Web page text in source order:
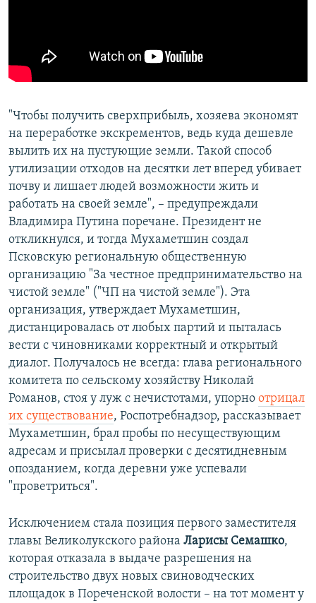
"Чтобы получить сверхприбыль, хозяева экономят
на переработке экскрементов, ведь куда дешевле
вылить их на пустующие земли. Такой способ
утилизации отходов на десятки лет вперед убивает
почву и лишает людей возможности жить и
работать на своей земле", – предупреждали
Владимира Путина поречане. Президент не
откликнулся, и тогда Мухаметшин создал
Псковскую региональную общественную
организацию "За честное предпринимательство на
чистой земле" ("ЧП на чистой земле"). Эта
организация, утверждает Мухаметшин,
дистанцировалась от любых партий и пыталась
вести с чиновниками корректный и открытый
диалог. Получалось не всегда: глава регионального
комитета по сельскому хозяйству Николай
Романов, стоя у луж с нечистотами, упорно отрицал
их существование, Роспотребнадзор, рассказывает
Мухаметшин, брал пробы по несуществующим
адресам и присылал проверки с десятидневным
опозданием, когда деревни уже успевали
"проветриться".
Исключением стала позиция первого заместителя
главы Великолукского района Ларисы Семашко,
которая отказала в выдаче разрешения на
строительство двух новых свиноводческих
площадок в Пореченской волости – на тот момент у